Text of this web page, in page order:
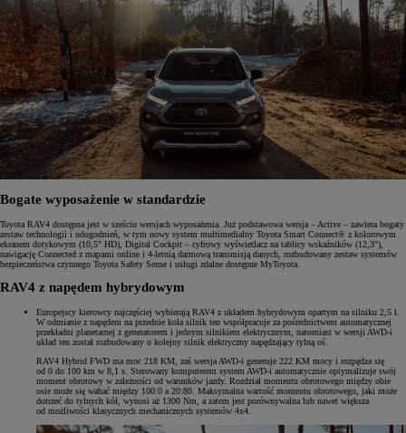
Bogate wyposażenie w standardzie
Toyota RAV4 dostępna jest w sześciu wersjach wyposażenia. Już podstawowa wersja – Active – zawiera bogaty
zestaw technologii i udogodnień, w tym nowy system multimedialny Toyota Smart Connect® z kolorowym
ekranem dotykowym (10,5" HD), Digital Cockpit – cyfrowy wyświetlacz na tablicy wskaźników (12,3"),
nawigację Connected z mapami online i 4-letnią darmową transmisją danych, rozbudowany zestaw systemów
bezpieczeństwa czynnego Toyota Safety Sense i usługi zdalne dostępne MyToyota.
RAV4 z napędem hybrydowym
Europejscy kierowcy najczęściej wybierają RAV4 z układem hybrydowym opartym na silniku 2,5 l.
W odmianie z napędem na przednie koła silnik ten współpracuje za pośrednictwem automatycznej
przekładni planetarnej z generatorem i jednym silnikiem elektrycznym, natomiast w wersji AWD-i
układ ten został rozbudowany o kolejny silnik elektryczny napędzający tylną oś.
RAV4 Hybrid FWD ma moc 218 KM, zaś wersja AWD-i generuje 222 KM mocy i rozpędza się
od 0 do 100 km w 8,1 s. Sterowany komputerem system AWD-i automatycznie optymalizuje swój
moment obrotowy w zależności od warunków jazdy. Rozdział momentu obrotowego między obie
osie może się wahać między 100:0 a 20:80. Maksymalna wartość momentu obrotowego, jaki może
dotrzeć do tylnych kół, wynosi aż 1300 Nm, a zatem jest porównywalna lub nawet większa
od możliwości klasycznych mechanicznych systemów 4x4.